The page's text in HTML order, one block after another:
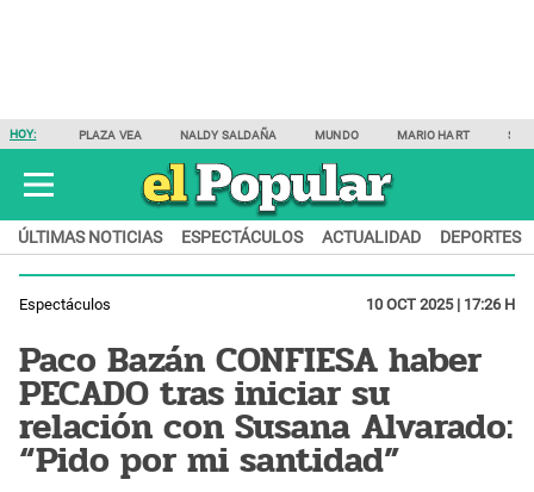
HOY: PLAZA VEA NALDY SALDAÑA MUNDO MARIO HART
ÚLTIMAS NOTICIAS ESPECTÁCULOS ACTUALIDAD DEPORTES
Espectáculos 10 OCT 2025 | 17:26 H
Paco Bazán CONFIESA haber
PECADO tras iniciar su
relación con Susana Alvarado:
“Pido por mi santidad”